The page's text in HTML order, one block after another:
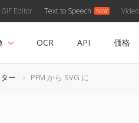
GIF Editor Text to Speech
OCR API 価格
ー PFM から SVG に